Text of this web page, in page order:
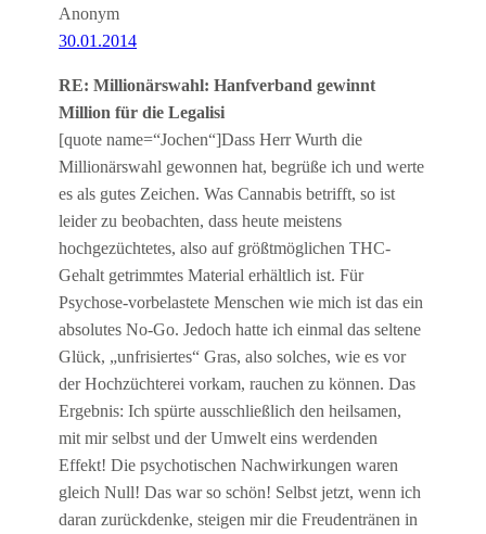
Anonym
30.01.2014
RE: Millionärswahl: Hanfverband gewinnt
Million für die Legalisi
[quote name=“Jochen“]Dass Herr Wurth die
Millionärswahl gewonnen hat, begrüße ich und werte
es als gutes Zeichen. Was Cannabis betrifft, so ist
leider zu beobachten, dass heute meistens
hochgezüchtetes, also auf größtmöglichen THC-
Gehalt getrimmtes Material erhältlich ist. Für
Psychose-vorbelastete Menschen wie mich ist das ein
absolutes No-Go. Jedoch hatte ich einmal das seltene
Glück, „unfrisiertes“ Gras, also solches, wie es vor
der Hochzüchterei vorkam, rauchen zu können. Das
Ergebnis: Ich spürte ausschließlich den heilsamen,
mit mir selbst und der Umwelt eins werdenden
Effekt! Die psychotischen Nachwirkungen waren
gleich Null! Das war so schön! Selbst jetzt, wenn ich
daran zurückdenke, steigen mir die Freudentränen in